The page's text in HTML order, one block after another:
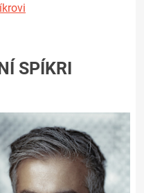
SPÍKRI